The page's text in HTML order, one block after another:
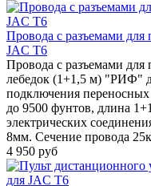
Провода с разъемами
JAC T6
Провода с разъемами
лебедок (1+1,5 м) "РИФ"
подключения
до 9500 фунтов, длина
электрических
8мм. Сечение провода
4 950 руб